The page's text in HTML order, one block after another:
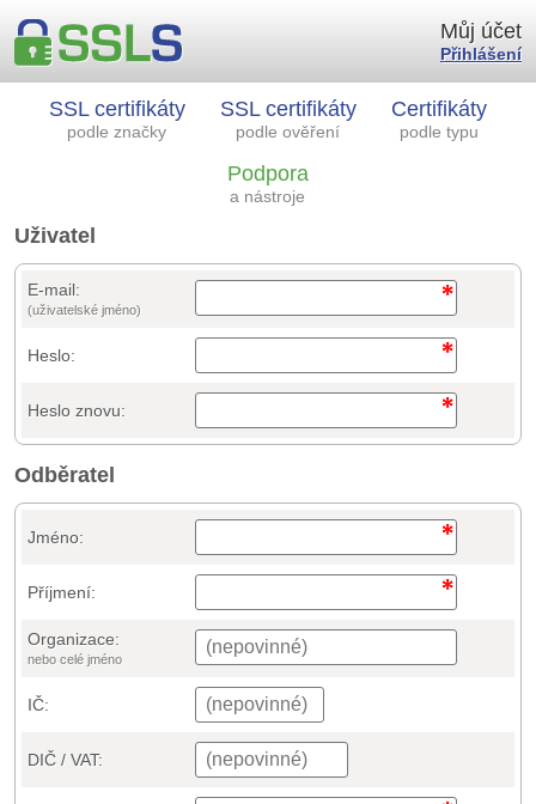
SSL certifikáty
podle značky
SSL certifikáty
podle ověření
Certifikáty
podle typu
Podpora
a nástroje
Můj účet
Přihlášení
Uživatel
E-mail:
(uživatelské jméno)
Heslo:
Heslo znovu:
Odběratel
Jméno:
Příjmení:
Organizace:
nebo celé jméno
IČ:
DIČ / VAT: